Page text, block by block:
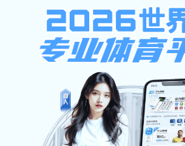
狼人加鲁鲁兽天赋视频